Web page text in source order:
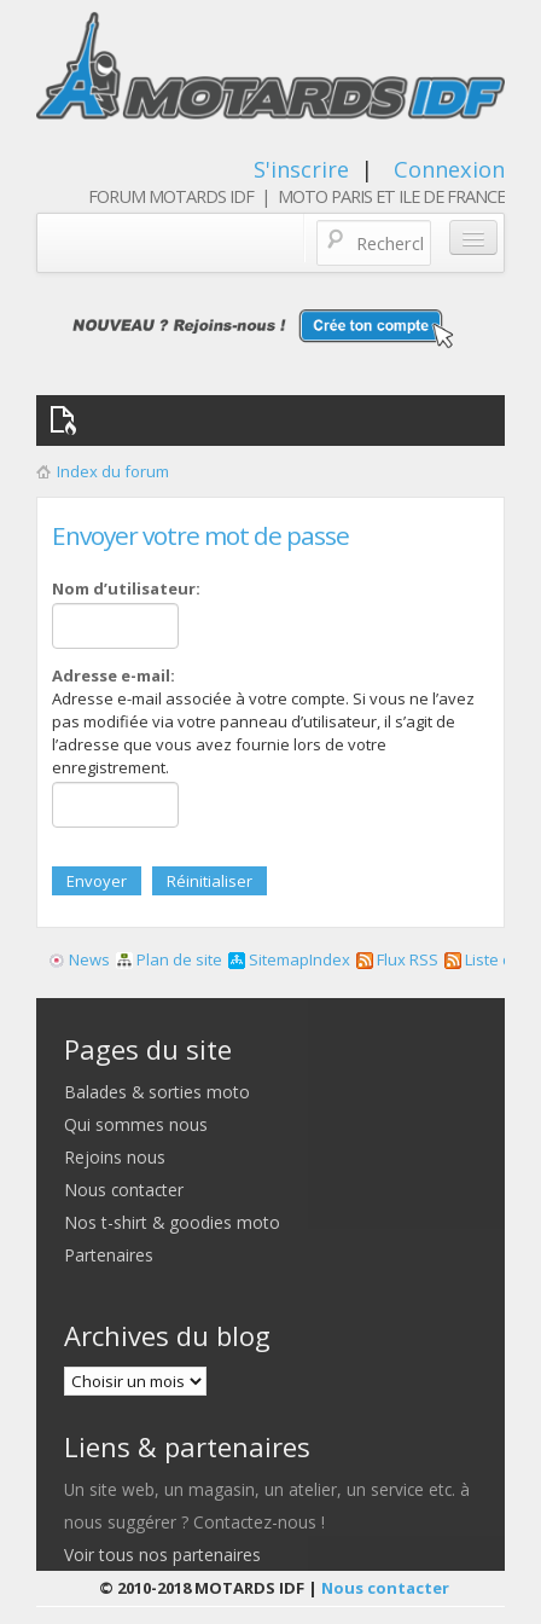
S'inscrire | Connexion
FORUM MOTARDS IDF | MOTO PARIS ET ILE DE FRANCE
Qui sommes nous
Les membres
Index du forum
Envoyer votre mot de passe
Nom d’utilisateur:
Adresse e-mail:
Adresse e-mail associée à votre compte. Si vous ne l’avez
pas modifiée via votre panneau d’utilisateur, il s’agit de
l’adresse que vous avez fournie lors de votre
enregistrement.
News Plan de site SitemapIndex Flux RSS Liste des
Pages du site
Balades & sorties moto
Qui sommes nous
Rejoins nous
Nous contacter
Nos t-shirt & goodies moto
Partenaires
Archives du blog
Liens & partenaires
Un site web, un magasin, un atelier, un service etc. à
nous suggérer ? Contactez-nous !
Voir tous nos partenaires
© 2010-2018 MOTARDS IDF | Nous contacter